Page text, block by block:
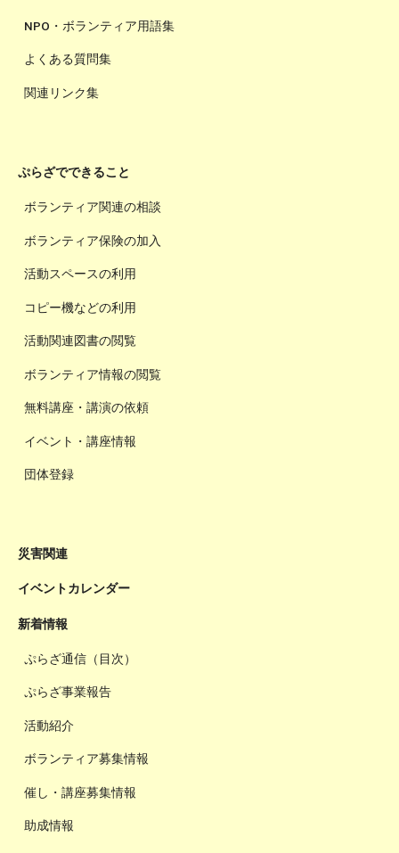
NPO・ボランティア用語集
よくある質問集
関連リンク集
ぷらざでできること
ボランティア関連の相談
ボランティア保険の加入
活動スペースの利用
コピー機などの利用
活動関連図書の閲覧
ボランティア情報の閲覧
無料講座・講演の依頼
イベント・講座情報
団体登録
災害関連
イベントカレンダー
新着情報
ぷらざ通信（目次）
ぷらざ事業報告
活動紹介
ボランティア募集情報
催し・講座募集情報
助成情報